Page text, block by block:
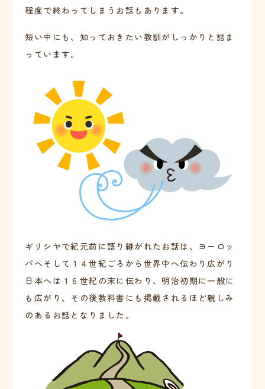
程度で終わってしまうお話もあります。
短い中にも、知っておきたい教訓がしっかりと詰ま
っています。
ギリシヤで紀元前に語り継がれたお話は、ヨーロッ
パへそして１４世紀ごろから世界中へ伝わり広がり
日本へは１６世紀の末に伝わり、明治初期に一般に
も広がり、その後教科書にも掲載されるほど親しみ
のあるお話となりました。